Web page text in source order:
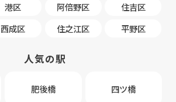
港区 阿倍野区
住吉区
西成区 住之江区 平野区
人気の駅
肥後橋 四ツ橋